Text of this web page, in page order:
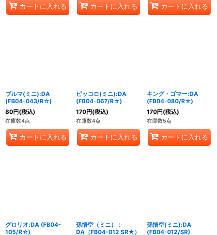
カートに入れる カートに入れる カートに入れる
ブルマ(ミニ):DA
(FB04-043/R☆)
80円(税込)
在庫数4点
カートに入れる
ピッコロ(ミニ):DA
(FB04-067/R☆)
170円(税込)
在庫数4点
カートに入れる
キング・ゴマー:DA
(FB04-080/R☆)
170円(税込)
在庫数5点
カートに入れる
グロリオ:DA (FB04-
105/R☆)
孫悟空（ミニ）：
DA（FB04-012 SR★）
孫悟空(ミニ):DA
(FB04-012/SR)